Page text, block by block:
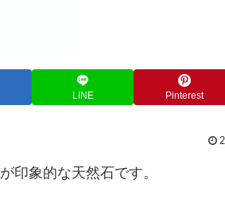
LINE Pinterest
印象的な天然石です。